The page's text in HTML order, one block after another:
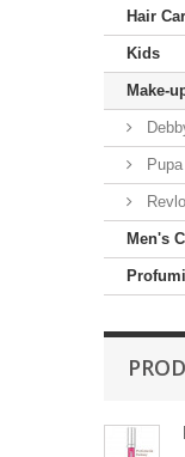
Hair
Kids
Make-
Pupa
Men's
Profumi